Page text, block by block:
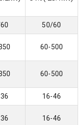
50/60
60-500
60-500
16-46
16-46